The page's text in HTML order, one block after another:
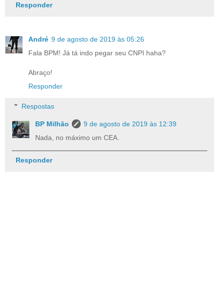
Responder
André 9 de agosto de 2019 às 05:26
Fala BPM! Já tá indo pegar seu CNPI haha?
Abraço!
Responder
Respostas
BP Milhão
9 de agosto de 2019 às 12:39
Nada, no máximo um CEA.
Responder